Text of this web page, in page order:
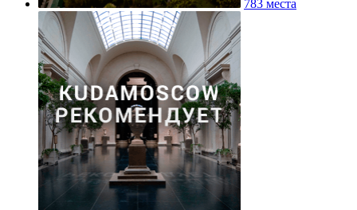
783 места